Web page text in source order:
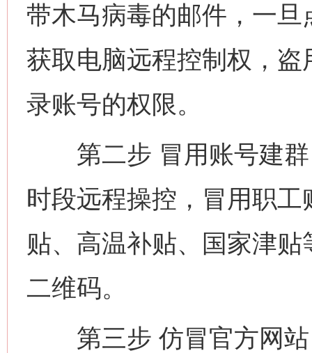
带木马病毒的邮件，一
获取电脑远程控制权，
录账号的权限。
第二步 冒用账号建群
时段远程操控，冒用职
贴、高温补贴、国家津
二维码。
第三步 仿冒官方网站